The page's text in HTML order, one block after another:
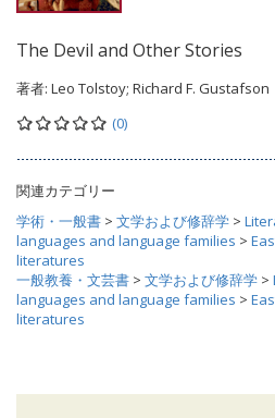
The Devil and Other Stories
著者: Leo Tolstoy; Richard F. Gustafson
(0)
関連カテゴリー
学術・一般書 > 文学および修辞学 >
languages and language families >
literatures
一般教養・文芸書 > 文学および修辞学 >
languages and language families >
literatures